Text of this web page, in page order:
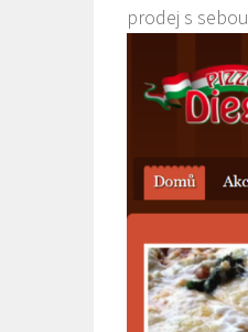
prodej s sebou